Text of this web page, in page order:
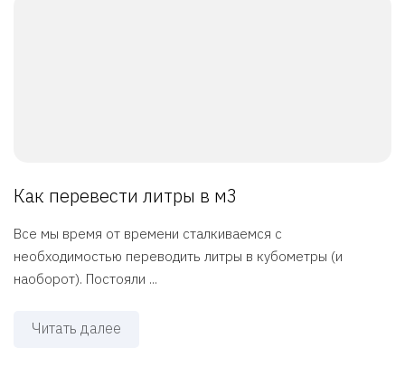
Как перевести литры в м3
Все мы время от времени сталкиваемся с
необходимостью переводить литры в кубометры (и
наоборот). Постояли ...
Читать далее